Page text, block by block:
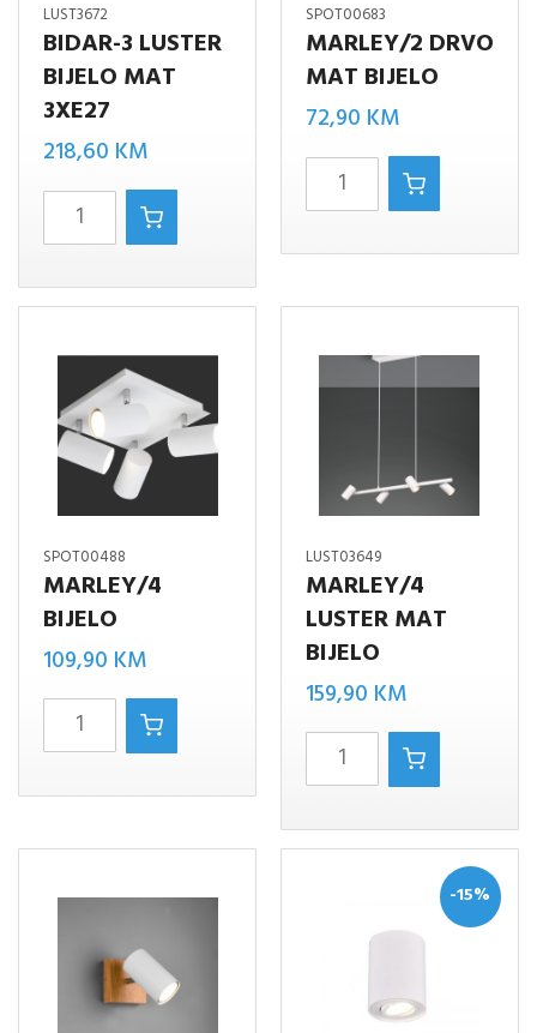
LUST3672
BIDAR-3 LUSTER
BIJELO MAT
3XE27
218,60 KM
BIDAR-
3
LUSTER
BIJELO
MAT
3XE27
količina
SPOT00683
MARLEY/2 DRVO
MAT BIJELO
72,90 KM
Marley/2
DRVO
MAT
SPOT00488
MARLEY/4
BIJELO
109,90 KM
MARLEY/4
BIJELO
količina
LUST03649
MARLEY/4
LUSTER MAT
BIJELO
159,90 KM
MARLEY/4
LUSTER
mat
bijelo
-15%